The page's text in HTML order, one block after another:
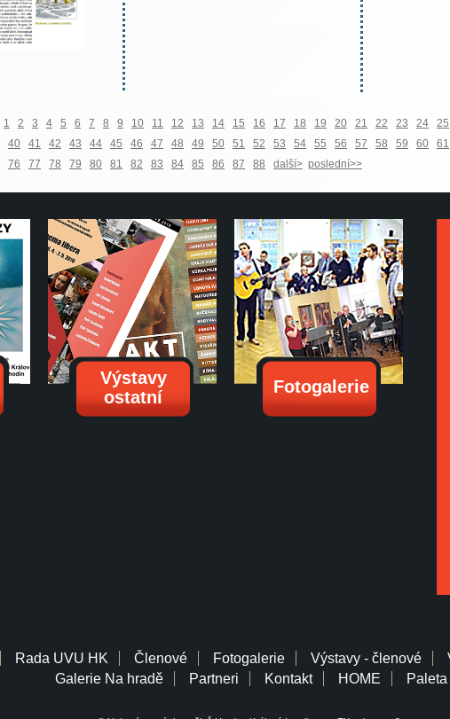
1 2 3 4 5 6 7 8 9 10 11 12 13 14 15 16 17 18 19 20 21 22 23 24
25
40 41 42 43 44 45 46 47 48 49 50 51 52 53 54 55 56 57 58 59 60
61
76 77 78 79 80 81 82 83 84 85 86 87 88 další> poslední>>
Výstavy
ostatní
Fotogalerie
Rada UVU HK Členové Fotogalerie Výstavy - členové
Galerie Na hradě
Partneri Kontakt HOME Paleta